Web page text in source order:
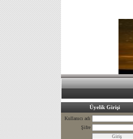
Üyelik Girişi
Kullanıcı adı
Şifre